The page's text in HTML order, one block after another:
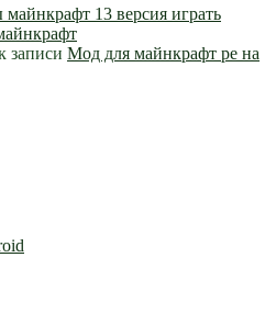
13 версия играть
записи Мод для майнкрафт pe на